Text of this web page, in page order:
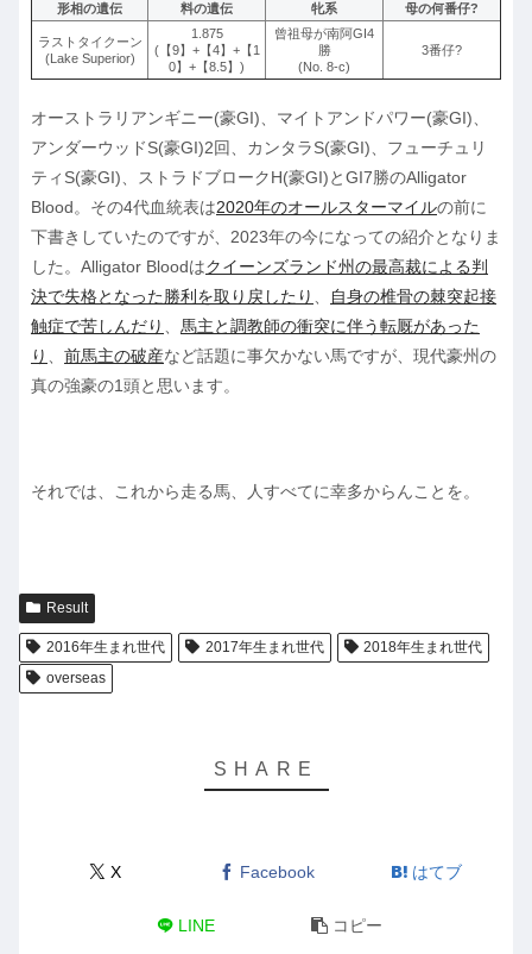
形相の遺伝
料の遺伝 牝系 母の何番仔?
ラストタイクーン
(Lake Superior)
1.875
(【9】+【4】+【1
0】+【8.5】)
曾祖母が南阿GI4
勝
(No. 8-c)
3番仔?
オーストラリアンギニー(豪GI)、マイトアンドパワー(豪GI)、
アンダーウッドS(豪GI)2回、カンタラS(豪GI)、フューチュリ
ティS(豪GI)、ストラドブロークH(豪GI)とGI7勝のAlligator
Blood。その4代血統表は2020年のオールスターマイルの前に
下書きしていたのですが、2023年の今になっての紹介となりま
した。Alligator Bloodはクイーンズランド州の最高裁による判
決で失格となった勝利を取り戻したり
自身の椎骨の棘突起接
触症で苦しんだり
馬主と調教師の衝突に伴う転厩があった
り
前馬主の破産など話題に事欠かない馬ですが、現代豪州の
真の強豪の1頭と思います。
それでは、これから走る馬、人すべてに幸多からんことを。
Result
2016年生まれ世代 2017年生まれ世代
2018年生まれ世代
overseas
X Facebook はてブ
LINE コピー